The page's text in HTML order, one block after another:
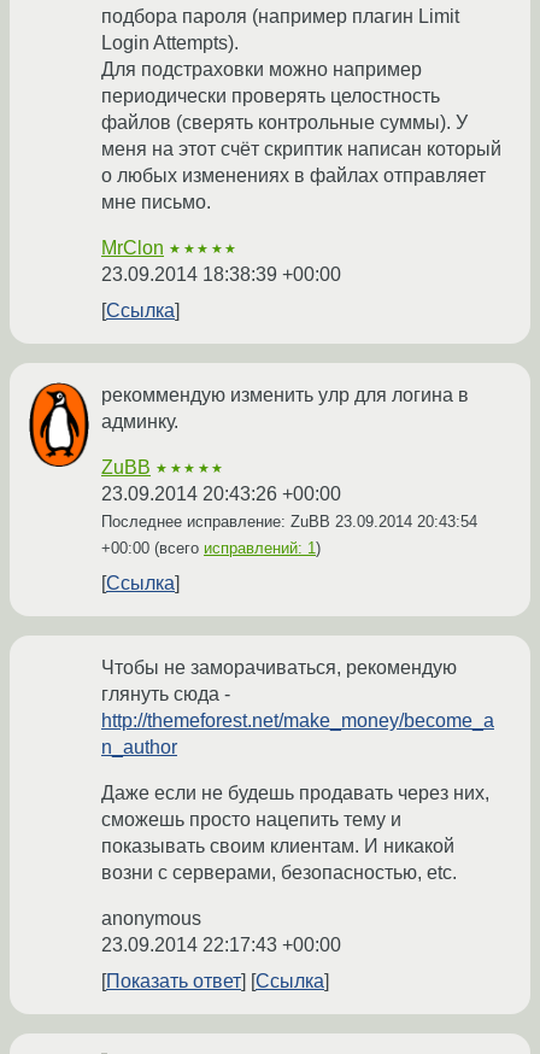
подбора пароля (например плагин Limit
Login Attempts).
Для подстраховки можно например
периодически проверять целостность
файлов (сверять контрольные суммы). У
меня на этот счёт скриптик написан который
о любых изменениях в файлах отправляет
мне письмо.
MrClon ★★★★★
23.09.2014 18:38:39 +00:00
Ссылка
рекоммендую изменить улр для логина в
админку.
ZuBB ★★★★★
23.09.2014 20:43:26 +00:00
Последнее исправление: ZuBB 23.09.2014 20:43:54
+00:00 (всего исправлений: 1)
Ссылка
Чтобы не заморачиваться, рекомендую
глянуть сюда -
http://themeforest.net/make_money/become_a
n_author
Даже если не будешь продавать через них,
сможешь просто нацепить тему и
показывать своим клиентам. И никакой
возни с серверами, безопасностью, etc.
anonymous
23.09.2014 22:17:43 +00:00
Показать ответ
Ссылка